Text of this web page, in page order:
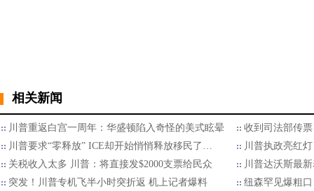
相关新闻
川普重返白宫一周年：华盛顿陷入奇怪的美式眩晕
收到司法部传
川普要求“零释放” ICE却开始悄悄释放移民了…
川普执政亮红
关税收入太多 川普：将直接发$2000支票给民众
川普达沃斯最
突发！川普专机飞半小时突折返 机上记者爆料
纽森罕见爆粗